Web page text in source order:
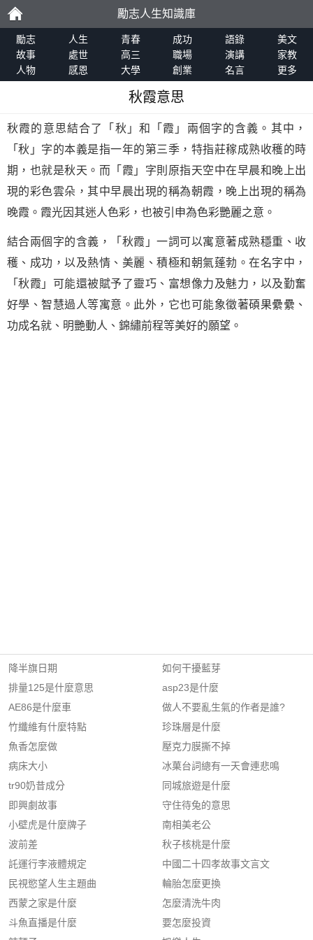
勵
志
勵志人生知識庫
勵志 人生 青春 成功 語錄
美文
故事
處世 高三 職場 演講
家教
人物
感恩 大學 創業 名言 更多
秋霞意思
秋霞的意思結合了「秋」和「霞」兩個字的含義。其中，
「秋」字的本義是指一年的第三季，特指莊稼成熟收穫的時
期，也就是秋天。而「霞」字則原指天空中在早晨和晚上出
現的彩色雲朵，其中早晨出現的稱為朝霞，晚上出現的稱為
晚霞。霞光因其迷人色彩，也被引申為色彩艷麗之意。
結合兩個字的含義，「秋霞」一詞可以寓意著成熟穩重、收
穫、成功，以及熱情、美麗、積極和朝氣蓬勃。在名字中，
「秋霞」可能還被賦予了靈巧、富想像力及魅力，以及勤奮
好學、智慧過人等寓意。此外，它也可能象徵著碩果纍纍、
功成名就、明艷動人、錦繡前程等美好的願望。
降半旗日期
排量125是什麼意思
AE86是什麼車
竹纖維有什麼特點
魚香怎麼做
病床大小
tr90奶昔成分
即興劇故事
小壁虎是什麼牌子
波前差
託運行李液體規定
民視慾望人生主題曲
西蒙之家是什麼
斗魚直播是什麼
如何干擾藍芽
asp23是什麼
做人不要亂生氣的作者是誰?
珍珠層是什麼
壓克力膜撕不掉
冰菓台詞總有一天會連悲鳴
同城旅遊是什麼
守住待兔的意思
南相美老公
秋子核桃是什麼
中國二十四孝故事文言文
輪胎怎麼更換
怎麼清洗牛肉
要怎麼投資